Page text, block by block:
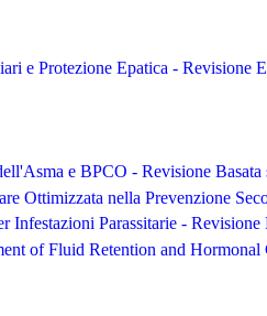
e Protezione Epatica - Revisione
e BPCO - Revisione Basata
Ottimizzata nella Prevenzione
Infestazioni Parassitarie - Revisione
of Fluid Retention and